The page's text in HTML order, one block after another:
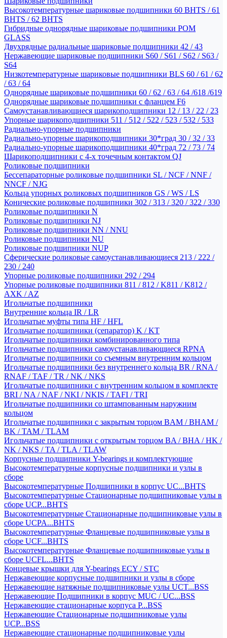
Высокотемпературные шариковые подшипники 60 BHTS / 61
BHTS / 62 BHTS
Гибридные однорядные шариковые подшипники POM
GLASS
Двухрядные радиальные шариковые подшипники 42 / 43
Нержавеющие шариковые подшипники S60 / S61 / S62 / S63 /
S64
Низкотемпературные шариковые подшипники BLS 60 / 61 / 62
/ 63 / 64
Однорядные шариковые подшипники 60 / 62 / 63 / 64 /618 /619
Однорядные шариковые подшипники с фланцем F6
Самоустанавливающиеся шарикоподшипники 12 / 13 / 22 / 23
Упорные шарикоподшипники 511 / 512 / 522 / 523 / 532 / 533
Радиально-упорные подшипники
Радиально-упорные шарикоподшипники 30*град 30 / 32 / 33
Радиально-упорные шарикоподшипники 40*град 72 / 73 / 74
Шарикоподшипники с 4-х точечным контактом QJ
Роликовые подшипники
Бессепараторные роликовые подшипники SL / NCF / NNF /
NNCF / NJG
Кольца упорных роликовых подшипников GS / WS / LS
Конические роликовые подшипники 302 / 313 / 320 / 322 / 330
Роликовые подшипники N
Роликовые подшипники NJ
Роликовые подшипники NN / NNU
Роликовые подшипники NU
Роликовые подшипники NUP
Сферические роликовые самоустанавливающиеся 213 / 222 /
230 / 240
Упорные роликовые подшипники 292 / 294
Упорные роликовые подшипники 811 / 812 / K811 / K812 /
AXK / AZ
Игольчатые подшипники
Внутренние кольца IR / LR
Игольчатые муфты типа HF / HFL
Игольчатые подшипники (сепаратор) K / KT
Игольчатые подшипники комбинированного типа
Игольчатые подшипники самоустанавливающиеся RPNA
Игольчатые подшипники со съемным внутренним кольцом
Игольчатые подшипники без внутреннего кольца BR / RNA /
RNAF / TAF / TR / NK / NKS
Игольчатые подшипники с внутренним кольцом в комплекте
BRI / NA / NAF / NKI / NKIS / TAFI / TRI
Игольчатые подшипники со штампованным наружним
кольцом
Игольчатые подшипники с закрытым торцом BAM / BHAM /
BK / TAM / TLAM
Игольчатые подшипники с открытым торцом BA / BHA / HK /
NK / NKS / TA / TLA / TLAW
Корпусные подшипники Y-bearings и комплектующие
Высокотемпературные корпусные подшипники и узлы в
сборе
Высокотемпературные Подшипники в корпус UC...BHTS
Высокотемпературные Стационарные подшипниковые узлы в
сборе UCP...BHTS
Высокотемпературные Стационарные подшипниковые узлы в
сборе UCPA...BHTS
Высокотемпературные Фланцевые подшипниковые узлы в
сборе UCF...BHTS
Высокотемпературные Фланцевые подшипниковые узлы в
сборе UCFL...BHTS
Концевые крышки для Y-bearings ECY / STC
Нержавеющие корпусные подшипники и узлы в сборе
Нержавеющие натяжные подшипниковые узлы UCT...BSS
Нержавеющие Подшипники в корпус MUC / UC...BSS
Нержавеющие стационарные корпуса P...BSS
Нержавеющие Стационарные подшипниковые узлы
UCP...BSS
Нержавеющие стационарные подшипниковые узлы